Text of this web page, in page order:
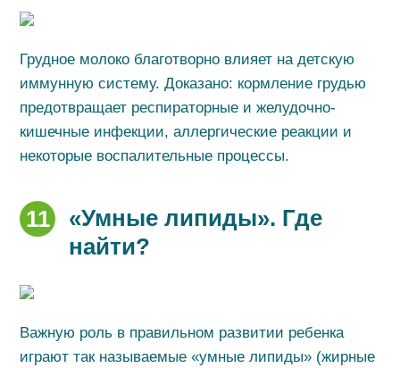
Грудное молоко благотворно влияет на детскую
иммунную систему. Доказано: кормление грудью
предотвращает респираторные и желудочно-
кишечные инфекции, аллергические реакции и
некоторые воспалительные процессы.
11
«Умные липиды». Где
найти?
Важную роль в правильном развитии ребенка
играют так называемые «умные липиды» (жирные